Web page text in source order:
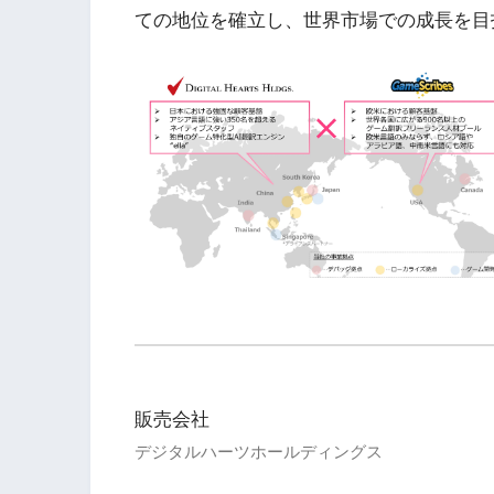
ての地位を確立し、世界市場での成長を
販売会社
デジタルハーツホールディングス